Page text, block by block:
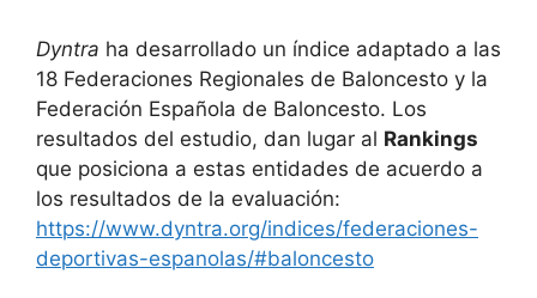
Dyntra ha desarrollado un índice adaptado a las
18 Federaciones Regionales de Baloncesto y la
Federación Española de Baloncesto. Los
resultados del estudio, dan lugar al Rankings
que posiciona a estas entidades de acuerdo a
los resultados de la evaluación:
https://www.dyntra.org/indices/federaciones-
deportivas-espanolas/#baloncesto